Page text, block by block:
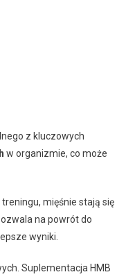
z kluczowych
w organizmie, co może
mięśnie stają się
na powrót do
wyniki.
Suplementacja HMB